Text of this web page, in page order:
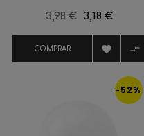
Precio
3,98 € Precio
3,18 €
COMPRAR  
-52%